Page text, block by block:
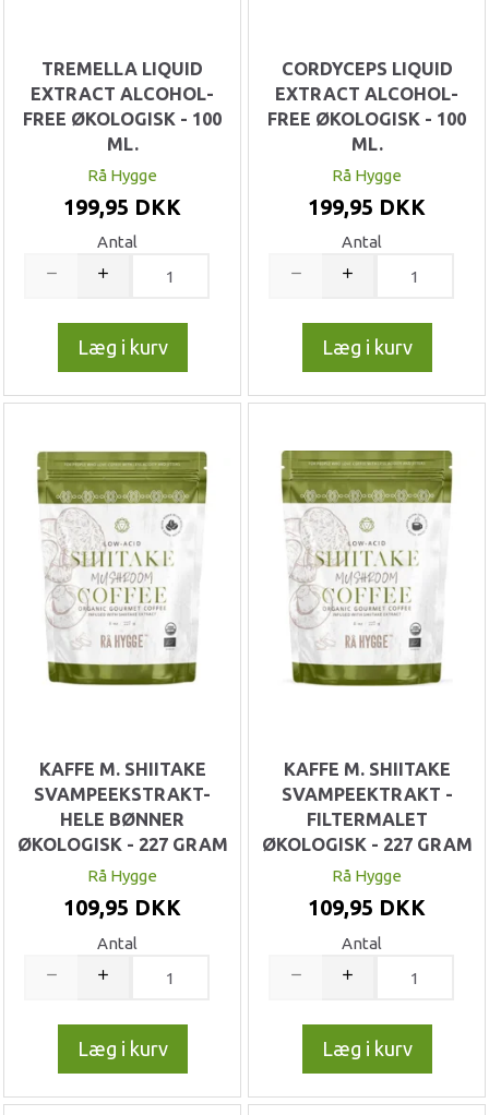
TREMELLA LIQUID
EXTRACT ALCOHOL-
FREE ØKOLOGISK - 100
ML.
Rå Hygge
199,95 DKK
Antal
Læg i kurv
CORDYCEPS LIQUID
EXTRACT ALCOHOL-
FREE ØKOLOGISK - 100
ML.
Rå Hygge
199,95 DKK
Antal
Læg i kurv
KAFFE M. SHIITAKE
SVAMPEEKSTRAKT-
HELE BØNNER
ØKOLOGISK - 227 GRAM
Rå Hygge
109,95 DKK
Antal
Læg i kurv
KAFFE M. SHIITAKE
SVAMPEEKTRAKT -
FILTERMALET
ØKOLOGISK - 227 GRAM
Rå Hygge
109,95 DKK
Antal
Læg i kurv